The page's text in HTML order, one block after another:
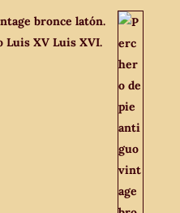
bronce latón.
Luis XV Luis XVI.